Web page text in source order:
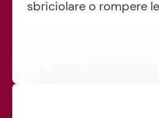
sbriciolare o rompere